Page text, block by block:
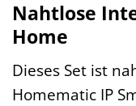
Nahtlose
Home
Dieses Set ist
Homematic IP